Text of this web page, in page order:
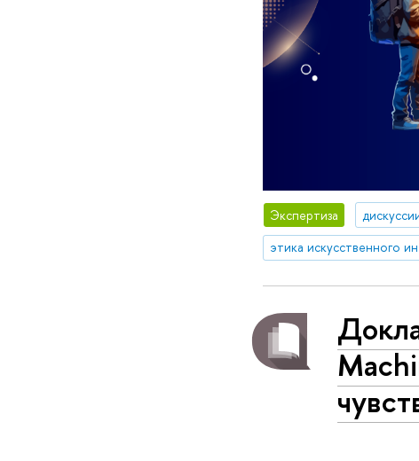
Экспертиза
этика искусственного